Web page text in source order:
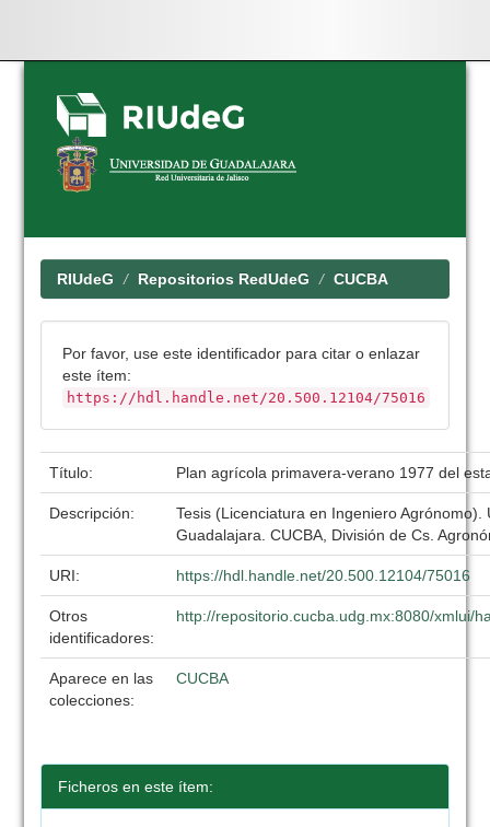
Skip
navigation
RIUdeG Repositorios RedUdeG CUCBA
Por favor, use este identificador para citar o enlazar
este ítem:
https://hdl.handle.net/20.500.12104/75016
Título: Plan agrícola primavera-verano 1977 del
Descripción:
Tesis (Licenciatura en Ingeniero Agrónomo).
Guadalajara. CUCBA, División de Cs.
URI: https://hdl.handle.net/20.500.12104/75016
Otros
identificadores:
http://repositorio.cucba.udg.mx:8080/xmlui/
Aparece en las
colecciones:
CUCBA
Ficheros en este ítem: